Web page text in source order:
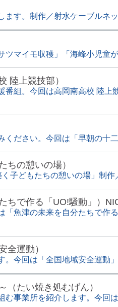
ます。制作／射水ケーブルネ
ツマイモ収穫」「海峰小児童
陸上競技部）
番組。今回は高岡南高校 陸上
ださい。今回は「早朝の十
ちの憩いの場）
子どもたちの憩いの場」制
ちで作る「UO!騒動」）
「魚津の未来を自分たちで作
全運動）
今回は「全国地域安全運動
（たい焼き処むげん）
事業所を紹介します。今回